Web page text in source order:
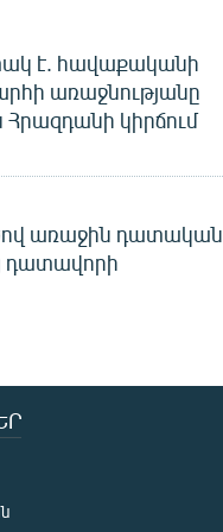
է. հավաքականի
առաջնությանը
կիրճում
առաջին դատական
դատավորի